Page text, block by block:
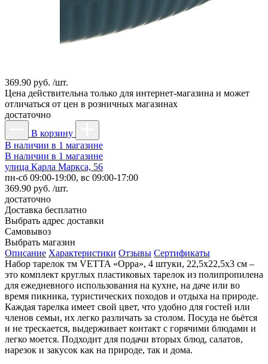
369.90 руб. /шт.
Цена действительна только для интернет-магазина и может
отличаться от цен в розничных магазинах
достаточно
В корзину
В наличии в 1 магазине
В наличии в 1 магазине
улица Карла Маркса, 56
пн-сб 09:00-19:00, вс 09:00-17:00
369.90 руб. /шт.
достаточно
Доставка бесплатно
Выбрать адрес доставки
Самовывоз
Выбрать магазин
Описание Характеристики Отзывы Сертификаты
Набор тарелок тм VETTA «Oppa», 4 штуки, 22,5x22,5x3 см –
это комплект круглых пластиковых тарелок из полипропилена
для ежедневного использования на кухне, на даче или во
время пикника, туристических походов и отдыха на природе.
Каждая тарелка имеет свой цвет, что удобно для гостей или
членов семьи, их легко различать за столом. Посуда не бьётся
и не трескается, выдерживает контакт с горячими блюдами и
легко моется. Подходит для подачи вторых блюд, салатов,
нарезок и закусок как на природе, так и дома.